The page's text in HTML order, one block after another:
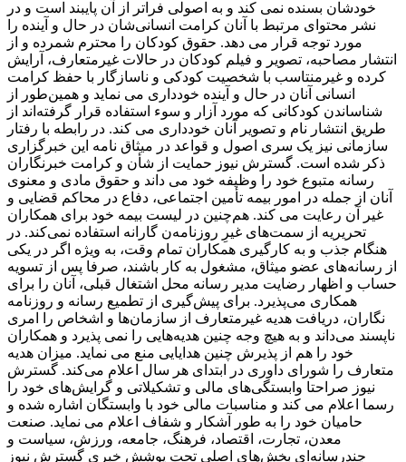
خودشان بسنده نمی کند و به اصولی فراتر از آن پایبند است و در
نشر محتوای مرتبط با آنان کرامت انسانی‌شان در حال و آینده را
مورد توجه قرار می دهد. حقوق کودکان را محترم شمرده و از
انتشار مصاحبه، تصویر و فیلم کودکان در حالات غیرمتعارف، آرایش
کرده و غیرمنتاسب با شخصیت کودکی و ناسازگار با حفظ کرامت
انسانی آنان در حال و آینده خودداری می نماید و همین‌طور از
شناساندن کودکانی که مورد آزار و سوء استفاده قرار گرفته‌اند از
طریق انتشار نام و تصویر آنان خودداری می کند. در رابطه با رفتار
سازمانی نیز یک سری اصول و قواعد در میثاق نامه این خبرگزاری
ذکر شده است. گسترش نیوز حمایت از شأن و کرامت خبرنگاران
رسانه متبوع خود را وظیفه خود می داند و حقوق مادی و معنوی
آنان از جمله در امور بیمه تأمین اجتماعی، دفاع در محاکم قضایی و
غیر آن رعایت می کند. هم‌چنین در لیست بیمه خود برای همکاران
تحریریه از سمت‌های غیرِ روزنامه‌ن گارانه استفاده نمی‌کند. در
هنگام جذب و به کارگیری همکاران تمام وقت، به ‌ویژه اگر در یکی
از رسانه‌های عضو میثاق، مشغول به کار باشند، صرفا پس از تسویه‌
حساب و اظهار رضایت مدیر رسانه محل اشتغال قبلی، آنان را برای
همکاری می‌پذیرد. برای پیش‌گیری از تطمیع رسانه و روزنامه
‌نگاران، دریافت هدیه غیرمتعارف از سازمان‌ها و اشخاص را امری
ناپسند می‌داند و به ‌هیچ ‌وجه چنین هدیه‌هایی را نمی پذیرد و همکاران
خود را هم از پذیرش چنین هدایایی منع می نماید. میزان هدیه
متعارف را شورای داوری در ابتدای هر سال اعلام می‌کند. گسترش
نیوز صراحتا وابستگی‌های مالی و تشکیلاتی و گرایش‌های خود را
رسما اعلام می کند و مناسبات مالی خود با وابستگان اشاره شده و
حامیان خود را به ‌طور آشکار و شفاف اعلام می نماید. صنعت
معدن، تجارت، اقتصاد، فرهنگ، جامعه، ورزش، سیاست و
چندرسانه‌ای بخش‌های اصلی تحت پوشش خبری گسترش نیوز